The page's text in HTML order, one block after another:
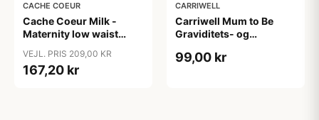
CACHE COEUR
Cache Coeur Milk -
Maternity low waist
VEJL. PRIS 209,00 KR
167,20 kr
CARRIWELL
Carriwell Mum to Be
Graviditets- og
99,00 kr